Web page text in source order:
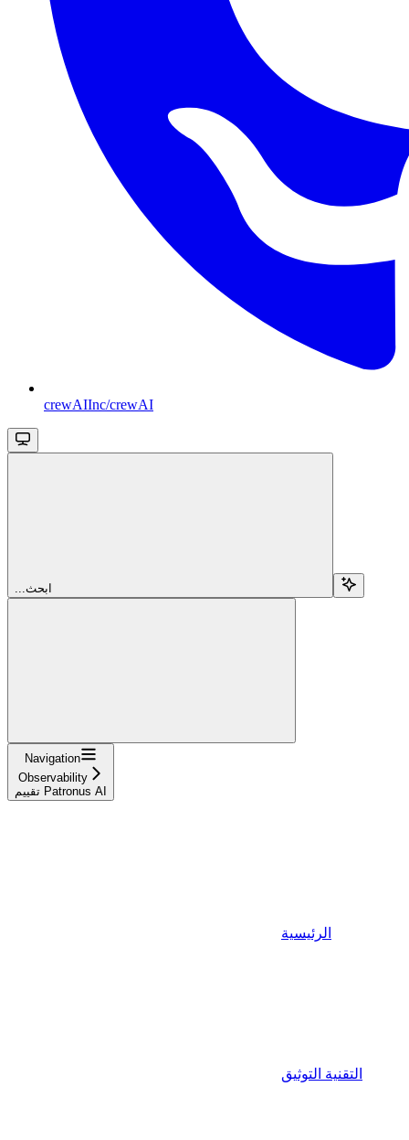
crewAIInc/crewAI
...ابحث
Navigation
Observability
تقييم Patronus AI
الرئيسية
التقنية التوثيق